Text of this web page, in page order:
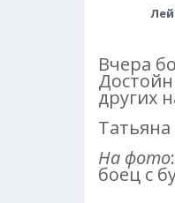
Вчера
других
На фото:
боец с